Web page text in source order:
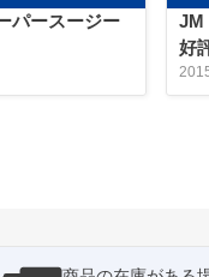
パースージー
JM
好